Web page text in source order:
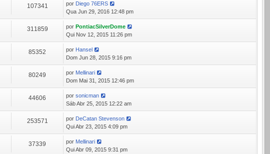
107341 por Diego 76ERS
Qua Jun 29, 2016 12:48 pm
311859 porPontiacSilverDome
Qui Nov 12, 2015 11:26 pm
85352 por Hansel
Dom Jun 28, 2015 9:16 pm
80249 por Mellinari
Dom Mai 31, 2015 12:46 pm
44606 porsonicman
Sáb Abr 25, 2015 12:22 am
253571 por DeCatan Stevenson
Qui Abr 23, 2015 4:09 pm
37339 por Mellinari
Qui Abr 09, 2015 9:31 pm